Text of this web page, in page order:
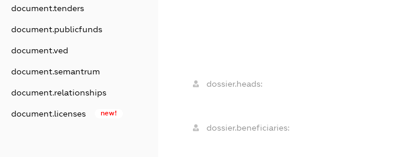
document.tenders
document.publicfunds
document.ved
document.semantrum
document.relationships
document.licenses new!
dossier.heads:
dossier.beneficiaries: